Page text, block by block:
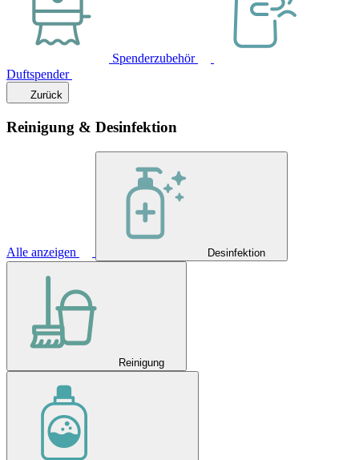
Spenderzubehör
Duftspender
Zurück
Reinigung & Desinfektion
Alle anzeigen Desinfektion
Reinigung